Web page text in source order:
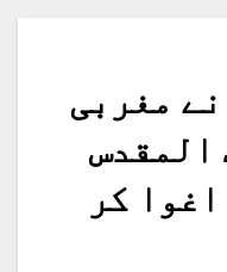
مغربی
المقدس
اغوا کر